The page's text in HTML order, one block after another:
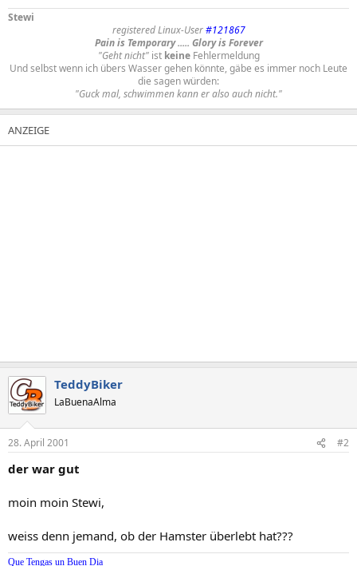
Stewi
registered Linux-User#121867
Pain is Temporary ..... Glory is Forever
"Geht nicht"ist keineFehlermeldung
Und selbst wenn ich übers Wasser gehen könnte, gäbe es immer noch Leute
die sagen würden:
"Guck mal, schwimmen kann er also auch nicht."
TeddyBiker
LaBuenaAlma
28. April 2001 #2
der war gut
moin moin Stewi,
weiss denn jemand, ob der Hamster überlebt hat???
Que Tengas un Buen Dia